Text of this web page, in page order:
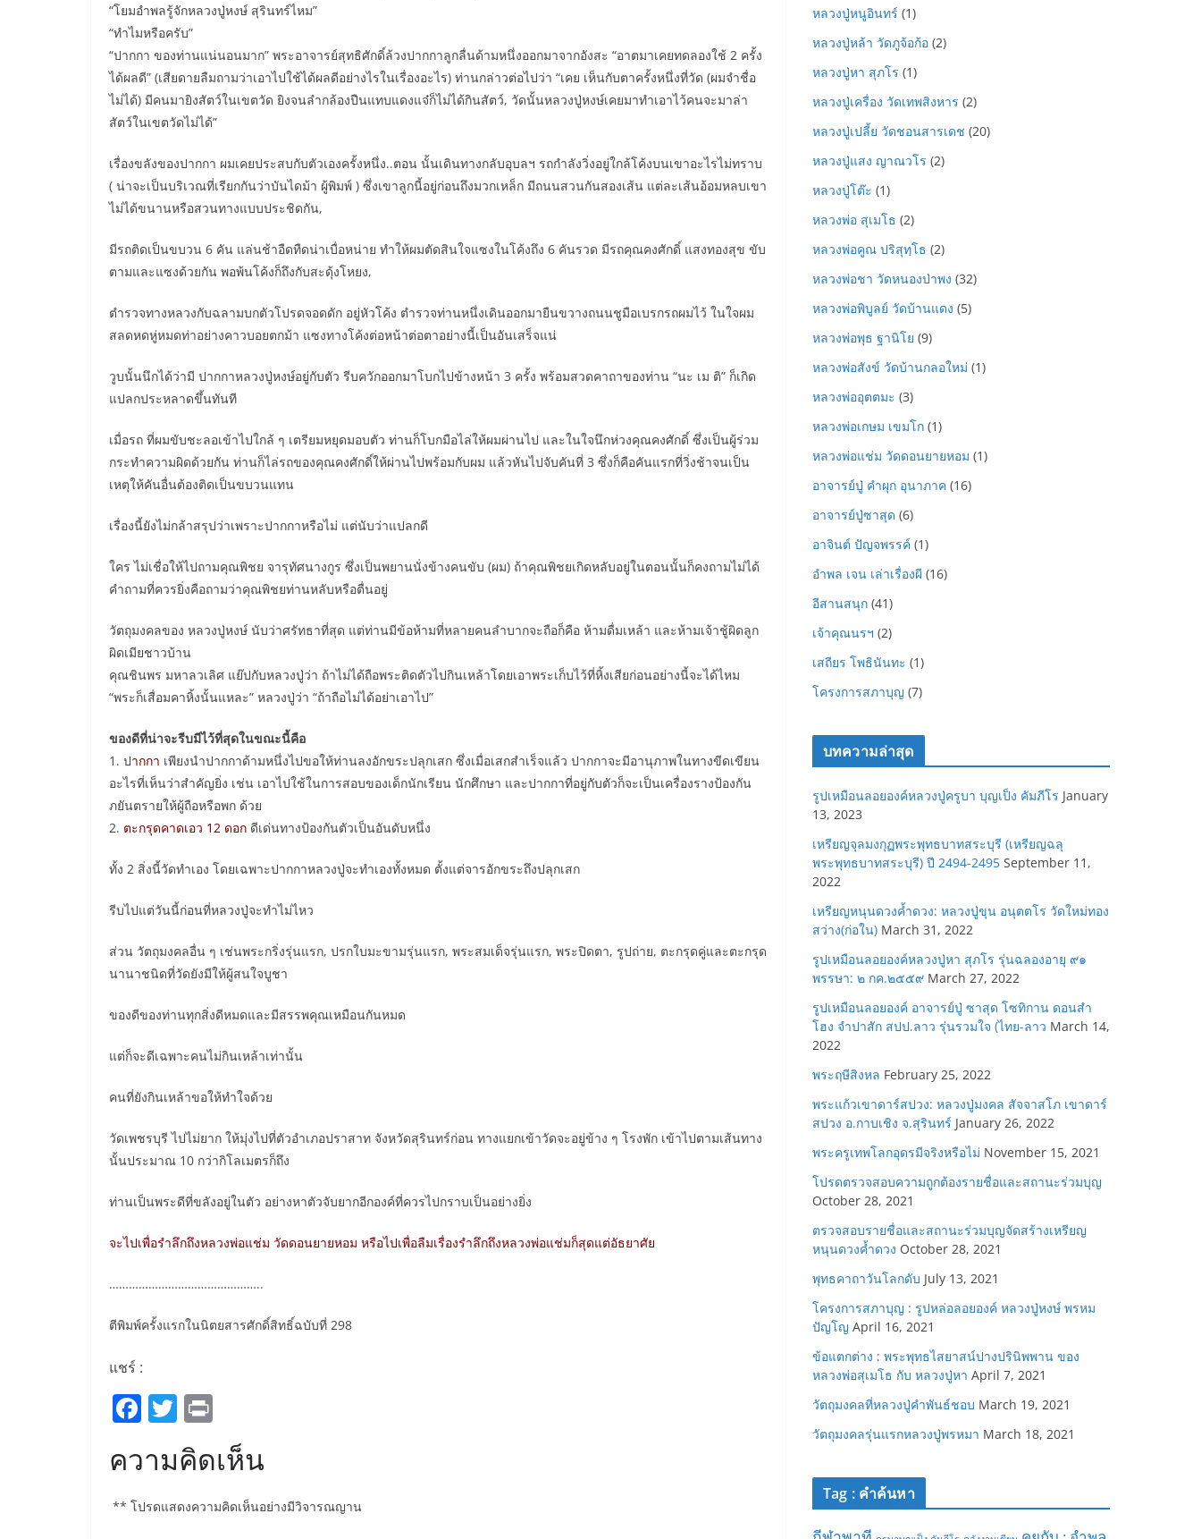
“โยมอำพลรู้จักหลวงปู่หงษ์ สุรินทร์ไหม”
“ทำไมหรือครับ”
“ปากกา ของท่านแน่นอนมาก” พระอาจารย์สุทธิศักดิ์ล้วงปากกาลูกลื่นด้ามหนึ่งออกมาจากอังสะ “อาตมาเคยทดลองใช้ 2 ครั้ง
ได้ผลดี” (เสียดายลืมถามว่าเอาไปใช้ได้ผลดีอย่างไรในเรื่องอะไร) ท่านกล่าวต่อไปว่า “เคย เห็นกับตาครั้งหนึ่งที่วัด (ผมจำชื่อ
ไม่ได้) มีคนมายิงสัตว์ในเขตวัด ยิงจนลำกล้องปืนแทบแดงแจ๋ก็ไม่ได้กินสัตว์, วัดนั้นหลวงปู่หงษ์เคยมาทำเอาไว้คนจะมาล่า
สัตว์ในเขตวัดไม่ได้”
เรื่องขลังของปากกา ผมเคยประสบกับตัวเองครั้งหนึ่ง..ตอน นั้นเดินทางกลับอุบลฯ รถกำลังวิ่งอยู่ใกล้โค้งบนเขาอะไรไม่ทราบ
( น่าจะเป็นบริเวณที่เรียกกันว่าบันไดม้า ผู้พิมพ์ ) ซึ่งเขาลูกนี้อยู่ก่อนถึงมวกเหล็ก มีถนนสวนกันสองเส้น แต่ละเส้นอ้อมหลบเขา
ไม่ได้ขนานหรือสวนทางแบบประชิดกัน,
มีรถติดเป็นขบวน 6 คัน แล่นช้าอืดทืดน่าเบื่อหน่าย ทำให้ผมตัดสินใจแซงในโค้งถึง 6 คันรวด มีรถคุณคงศักดิ์ แสงทองสุข ขับ
ตามและแซงด้วยกัน พอพ้นโค้งก็ถึงกับสะดุ้งโหยง,
ตำรวจทางหลวงกับฉลามบกตัวโปรดจอดดัก อยู่หัวโค้ง ตำรวจท่านหนึ่งเดินออกมายืนขวางถนนชูมือเบรกรถผมไว้ ในใจผม
สลดหดหู่หมดท่าอย่างคาวบอยตกม้า แซงทางโค้งต่อหน้าต่อตาอย่างนี้เป็นอันเสร็จแน่
วูบนั้นนึกได้ว่ามี ปากกาหลวงปู่หงษ์อยู่กับตัว รีบควักออกมาโบกไปข้างหน้า 3 ครั้ง พร้อมสวดคาถาของท่าน “นะ เม ติ” ก็เกิด
แปลกประหลาดขึ้นทันที
เมื่อรถ ที่ผมขับชะลอเข้าไปใกล้ ๆ เตรียมหยุดมอบตัว ท่านก็โบกมือไล่ให้ผมผ่านไป และในใจนึกห่วงคุณคงศักดิ์ ซึ่งเป็นผู้ร่วม
กระทำความผิดด้วยกัน ท่านก็ไล่รถของคุณคงศักดิ์ให้ผ่านไปพร้อมกับผม แล้วหันไปจับคันที่ 3 ซึ่งก็คือคันแรกที่วิ่งช้าจนเป็น
เหตุให้คันอื่นต้องติดเป็นขบวนแทน
เรื่องนี้ยังไม่กล้าสรุปว่าเพราะปากกาหรือไม่ แต่นับว่าแปลกดี
ใคร ไม่เชื่อให้ไปถามคุณพิชย จารุทัศนางกูร ซึ่งเป็นพยานนั่งข้างคนขับ (ผม) ถ้าคุณพิชยเกิดหลับอยู่ในตอนนั้นก็คงถามไม่ได้
คำถามที่ควรยิ่งคือถามว่าคุณพิชยท่านหลับหรือตื่นอยู่
วัตถุมงคลของ หลวงปู่หงษ์ นับว่าศรัทธาที่สุด แต่ท่านมีข้อห้ามที่หลายคนลำบากจะถือก็คือ ห้ามดื่มเหล้า และห้ามเจ้าชู้ผิดลูก
ผิดเมียชาวบ้าน
คุณชินพร มหาลวเลิศ แย๊ปกับหลวงปู่ว่า ถ้าไม่ได้ถือพระติดตัวไปกินเหล้าโดยเอาพระเก็บไว้ที่หิ้งเสียก่อนอย่างนี้จะได้ไหม
“พระก็เสื่อมคาหิ้งนั้นแหละ” หลวงปู่ว่า “ถ้าถือไม่ได้อย่าเอาไป”
ของดีที่น่าจะรีบมีไว้ที่สุดในขณะนี้คือ
1. ปากกา เพียงนำปากกาด้ามหนึ่งไปขอให้ท่านลงอักขระปลุกเสก ซึ่งเมื่อเสกสำเร็จแล้ว ปากกาจะมีอานุภาพในทางขีดเขียน
อะไรที่เห็นว่าสำคัญยิ่ง เช่น เอาไปใช้ในการสอบของเด็กนักเรียน นักศึกษา และปากกาที่อยู่กับตัวก็จะเป็นเครื่องรางป้องกัน
ภยันตรายให้ผู้ถือหรือพก ด้วย
2. ตะกรุดคาดเอว 12 ดอก ดีเด่นทางป้องกันตัวเป็นอันดับหนึ่ง
ทั้ง 2 สิ่งนี้วัดทำเอง โดยเฉพาะปากกาหลวงปู่จะทำเองทั้งหมด ตั้งแต่จารอักขระถึงปลุกเสก
รีบไปแต่วันนี้ก่อนที่หลวงปู่จะทำไม่ไหว
ส่วน วัตถุมงคลอื่น ๆ เช่นพระกริ่งรุ่นแรก, ปรกใบมะขามรุ่นแรก, พระสมเด็จรุ่นแรก, พระปิดตา, รูปถ่าย, ตะกรุดคู่และตะกรุด
นานาชนิดที่วัดยังมีให้ผู้สนใจบูชา
ของดีของท่านทุกสิ่งดีหมดและมีสรรพคุณเหมือนกันหมด
แต่ก็จะดีเฉพาะคนไม่กินเหล้าเท่านั้น
คนที่ยังกินเหล้าขอให้ทำใจด้วย
วัดเพชรบุรี ไปไม่ยาก ให้มุ่งไปที่ตัวอำเภอปราสาท จังหวัดสุรินทร์ก่อน ทางแยกเข้าวัดจะอยู่ข้าง ๆ โรงพัก เข้าไปตามเส้นทาง
นั้นประมาณ 10 กว่ากิโลเมตรก็ถึง
ท่านเป็นพระดีที่ขลังอยู่ในตัว อย่างหาตัวจับยากอีกองค์ที่ควรไปกราบเป็นอย่างยิ่ง
จะไปเพื่อรำลึกถึงหลวงพ่อแช่ม วัดดอนยายหอม หรือไปเพื่อลืมเรื่องรำลึกถึงหลวงพ่อแช่มก็สุดแต่อัธยาศัย
………………………………………..
ตีพิมพ์ครั้งแรกในนิตยสารศักดิ์สิทธิ์ฉบับที่ 298
แชร์ :
F
c
e
b
T
w
itt
er
in
t
ความคิดเห็น
** โปรดแสดงความคิดเห็นอย่างมีวิจารณญาน
หลวงปู่หนูอินทร์ (1)
หลวงปู่หล้า วัดภูจ้อก้อ (2)
หลวงปู่หา สุภโร (1)
หลวงปู่เครื่อง วัดเทพสิงหาร (2)
หลวงปู่เปลี้ย วัดชอนสารเดช (20)
หลวงปู่แสง ญาณวโร (2)
หลวงปู่โต๊ะ (1)
หลวงพ่อ สุเมโธ (2)
หลวงพ่อคูณ ปริสุทฺโธ (2)
หลวงพ่อชา วัดหนองป่าพง (32)
หลวงพ่อพิบูลย์ วัดบ้านแดง (5)
หลวงพ่อพุธ ฐานิโย (9)
หลวงพ่อสังข์ วัดบ้านกลอใหม่ (1)
หลวงพ่ออุตตมะ (3)
หลวงพ่อเกษม เขมโก (1)
หลวงพ่อแช่ม วัดดอนยายหอม (1)
อาจารย์ปู่ คำผุก อุนาภาค (16)
อาจารย์ปู่ซาสุด (6)
อาจินต์ ปัญจพรรค์ (1)
อำพล เจน เล่าเรื่องผี (16)
อีสานสนุก (41)
เจ้าคุณนรฯ (2)
เสถียร โพธินันทะ (1)
โครงการสภาบุญ (7)
บทความล่าสุด
รูปเหมือนลอยองค์หลวงปู่ครูบา บุญเป็ง คัมภีโร January
13, 2023
เหรียญจุลมงกุฏพระพุทธบาทสระบุรี (เหรียญฉลุ
พระพุทธบาทสระบุรี) ปี 2494-2495 September 11,
2022
เหรียญหนุนดวงค้ำดวง: หลวงปู่ขุน อนุตตโร วัดใหม่ทอง
สว่าง(ก่อใน) March 31, 2022
รูปเหมือนลอยองค์หลวงปู่หา สุภโร รุ่นฉลองอายุ ๙๑
พรรษา: ๒ กค.๒๕๕๙ March 27, 2022
รูปเหมือนลอยองค์ อาจารย์ปู่ ซาสุด โซทิกาน ดอนสำ
โฮง จำปาสัก สปป.ลาว รุ่นรวมใจ (ไทย-ลาว March 14,
2022
พระฤษีสิงหล February 25, 2022
พระแก้วเขาดาร์สปวง: หลวงปู่มงคล สัจจาสโภ เขาดาร์
สปวง อ.กาบเชิง จ.สุรินทร์ January 26, 2022
พระครูเทพโลกอุดรมีจริงหรือไม่ November 15, 2021
โปรดตรวจสอบความถูกต้องรายชื่อและสถานะร่วมบุญ
October 28, 2021
ตรวจสอบรายชื่อและสถานะร่วมบุญจัดสร้างเหรียญ
หนุนดวงค้ำดวง October 28, 2021
พุทธคาถาวันโลกดับ July 13, 2021
โครงการสภาบุญ : รูปหล่อลอยองค์ หลวงปู่หงษ์ พรหม
ปัญโญ April 16, 2021
ข้อแตกต่าง : พระพุทธไสยาสน์ปางปรินิพพาน ของ
หลวงพ่อสุเมโธ กับ หลวงปู่หา April 7, 2021
วัตถุมงคลที่หลวงปู่คำพันธ์ชอบ March 19, 2021
วัตถุมงคลรุ่นแรกหลวงปู่พรหมา March 18, 2021
Tag : คำค้นหา